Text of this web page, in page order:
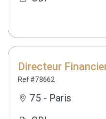
Directeur
Ref #78662
75 - Paris